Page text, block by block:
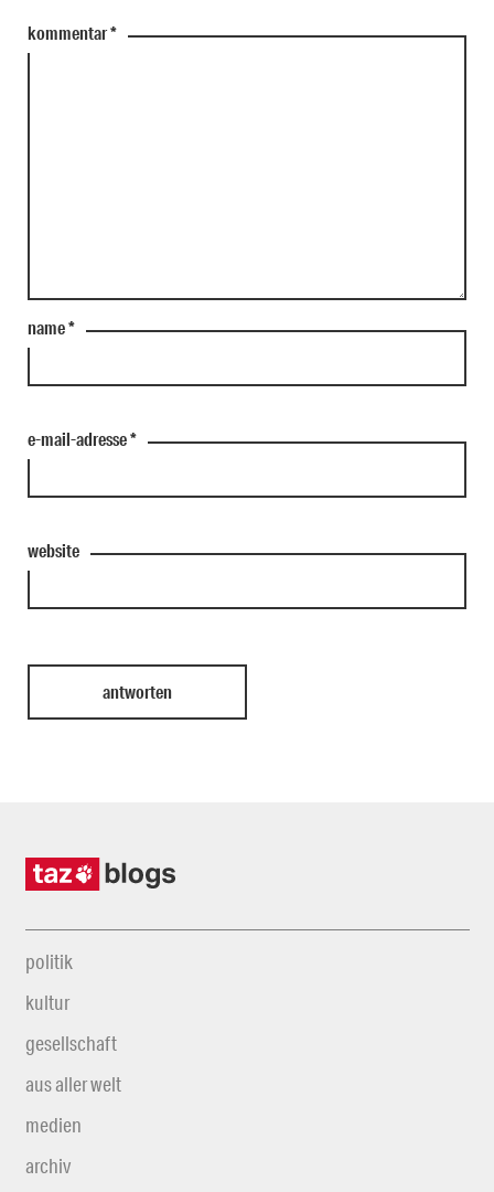
kommentar*
name*
e-mail-adresse*
website
politik
kultur
gesellschaft
aus aller welt
medien
archiv